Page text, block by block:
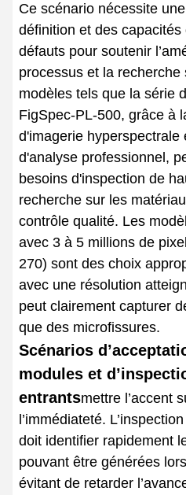
Ce scénario nécessite
définition et des capacités
défauts pour soutenir
processus et la
modèles tels que la série
FigSpec-PL-500, grâce à
d'imagerie hyperspectrale
d'analyse professionnel,
besoins d'inspection de
recherche sur les
contrôle qualité. Les
avec 3 à 5 millions de
270) sont des choix
avec une résolution
peut clairement capturer
que des microfissures.
Scénarios
modules et
entrantsmettre l’accent
l’immédiateté.
doit identifier rapidement
pouvant être générées
évitant de retarder